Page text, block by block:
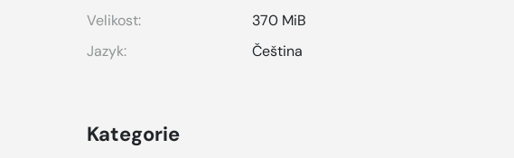
Velikost:
370 MiB
Jazyk:
Čeština
Kategorie